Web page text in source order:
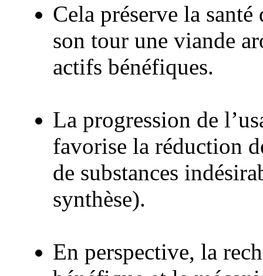
Cela préserve la
son tour une viande
actifs bénéfiques.
La progression de
favorise la réduction
de substances
synthèse).
En perspective, la